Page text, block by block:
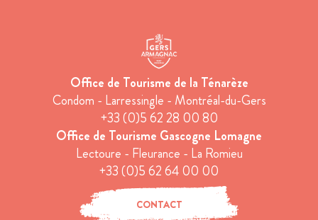
Office de Tourisme de la Ténarèze
Condom - Larressingle - Montréal-du-Gers
+33 (0)5 62 28 00 80
Office de Tourisme Gascogne Lomagne
Lectoure - Fleurance - La Romieu
+33 (0)5 62 64 00 00
CONTACT